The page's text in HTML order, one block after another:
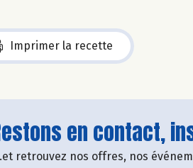
Imprimer la recette
en contact,
retrouvez nos offres, nos